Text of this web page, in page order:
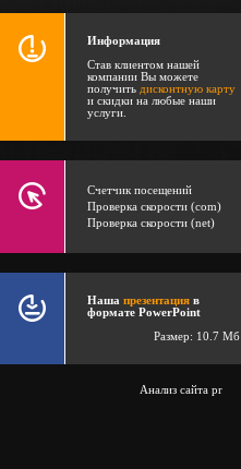
Информация
Став клиентом нашей
компании Вы можете
получить дисконтную карту
и скидки на любые наши
услуги.
Счетчик посещений
Проверка скорости (com)
Проверка скорости (net)
Наша презентация в
формате PowerPoint
Размер: 10.7 Мб